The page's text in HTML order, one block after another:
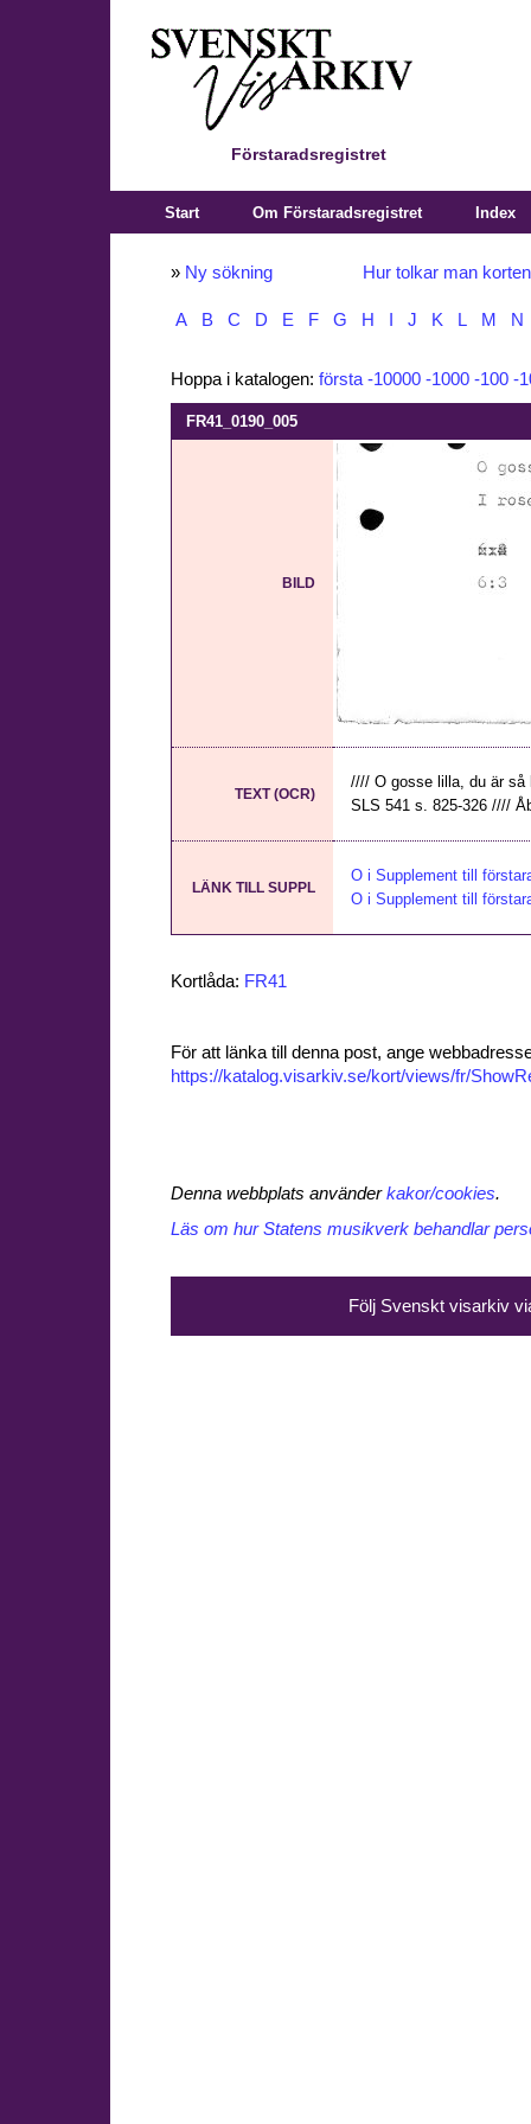
Förstaradsregistret
Start Om Förstaradsregistret Index
» Ny sökning Hur tolkar man
A B C D E F G H J K L M N
Hoppa i katalogen: första -10000 -1000 -100 -
FR41_0190_005
BILD
TEXT (OCR)
//// O gosse lilla, du är
SLS 541 s. 825-326 ////
LÄNK TILL SUPPL
O i Supplement till
O i Supplement till
Kortlåda: FR41
För att länka till denna post, ange
https://katalog.visarkiv.se/kort/views/fr/
Denna webbplats använderkakor/cookies.
Läs om hur Statens musikverk behandlar
Följ Svenskt visarkiv